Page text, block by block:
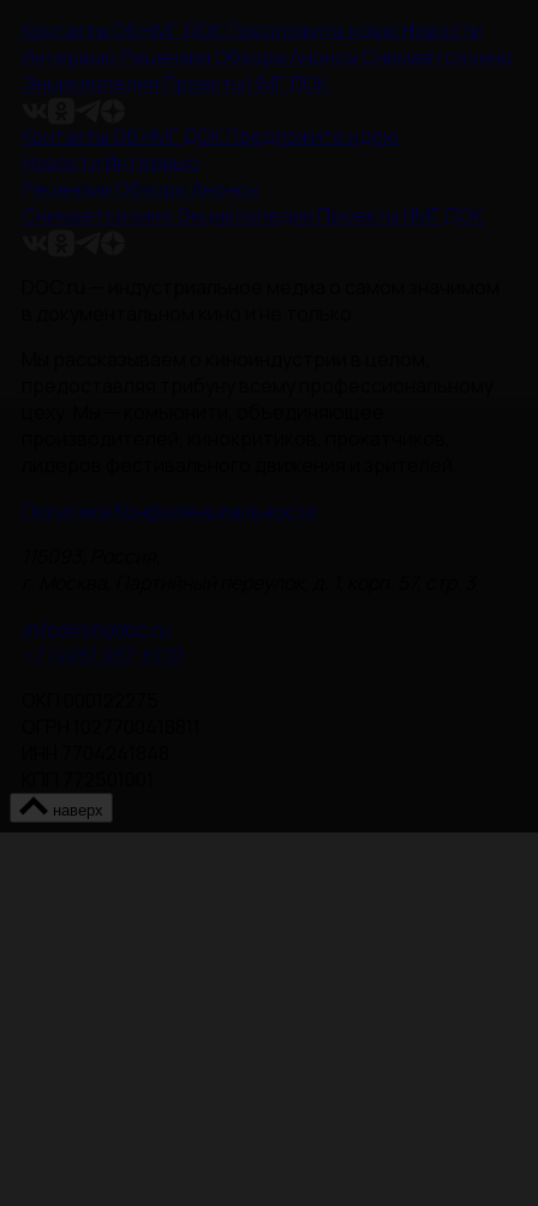
Контакты Об НМГ ДОКПредложите идею Новости
Интервью Рецензии ОбзорыАнонсы Снимается кино
Энциклопедия Проекты НМГ ДОК
Контакты Об НМГ ДОКПредложите идею
Новости Интервью
Рецензии ОбзорыАнонсы
Снимается кино Энциклопедия Проекты НМГ ДОК
Политика Конфиденциальности
info@nmgdoc.ru
+7 (495) 937-6170
наверх